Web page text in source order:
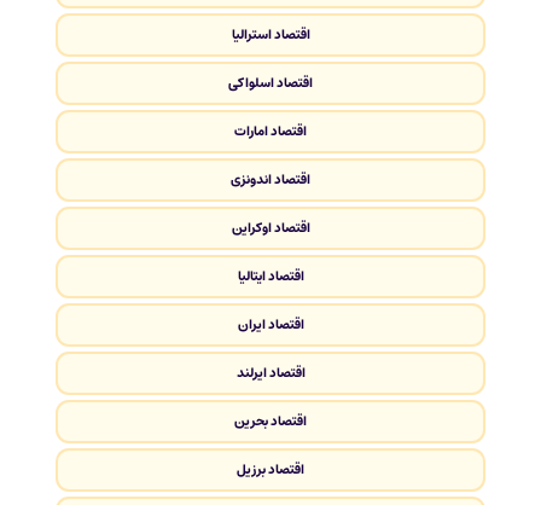
اقتصاد استرالیا
اقتصاد اسلواکی
اقتصاد امارات
اقتصاد اندونزی
اقتصاد اوکراین
اقتصاد ایتالیا
اقتصاد ایران
اقتصاد ایرلند
اقتصاد بحرین
اقتصاد برزیل